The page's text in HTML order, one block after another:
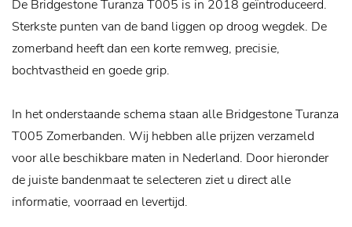
De Bridgestone Turanza T005 is in 2018 geïntroduceerd.
Sterkste punten van de band liggen op droog wegdek. De
zomerband heeft dan een korte remweg, precisie,
bochtvastheid en goede grip.
In het onderstaande schema staan alle Bridgestone Turanza
T005 Zomerbanden. Wij hebben alle prijzen verzameld
voor alle beschikbare maten in Nederland. Door hieronder
de juiste bandenmaat te selecteren ziet u direct alle
informatie, voorraad en levertijd.